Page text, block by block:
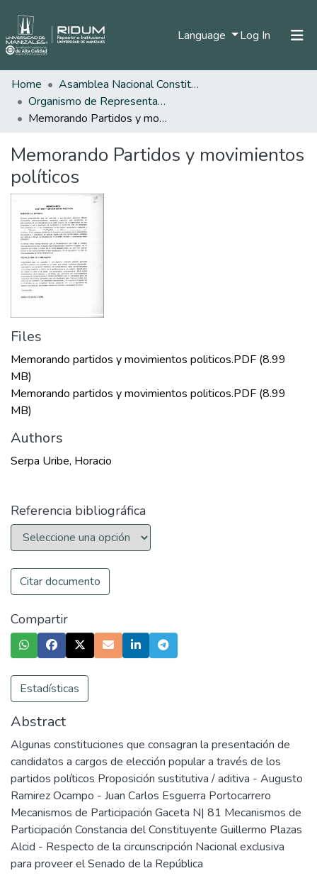
Language Log In (current)
Home
Asamblea Nacional Constituyente
Organismo de Representantes Constituyente
Memorando Partidos y movimientos políticos
Memorando Partidos y movimientos
políticos
Files
Memorando partidos y movimientos politicos.PDF (8.99
MB)
Memorando partidos y movimientos politicos.PDF (8.99
MB)
Authors
Serpa Uribe, Horacio
Referencia bibliográfica
Citar documento
Compartir
Estadísticas
Abstract
Algunas constituciones que consagran la presentación de
candidatos a cargos de elección popular a través de los
partidos políticos Proposición sustitutiva / aditiva - Augusto
Ramirez Ocampo - Juan Carlos Esguerra Portocarrero
Mecanismos de Participación Gaceta N| 81 Mecanismos de
Participación Constancia del Constituyente Guillermo Plazas
Alcid - Respecto de la circunscripción Nacional exclusiva
para proveer el Senado de la República